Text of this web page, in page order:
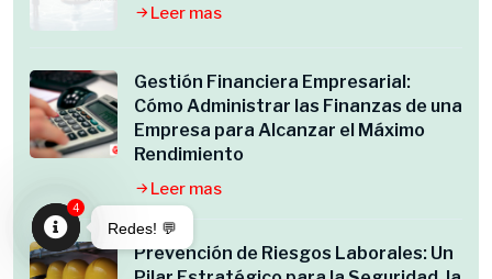
Leer mas
Gestión Financiera Empresarial:
Cómo Administrar las Finanzas de una
Empresa para Alcanzar el Máximo
Rendimiento
Leer mas
Prevención de Riesgos Laborales: Un
Redes! 💬
Open
4